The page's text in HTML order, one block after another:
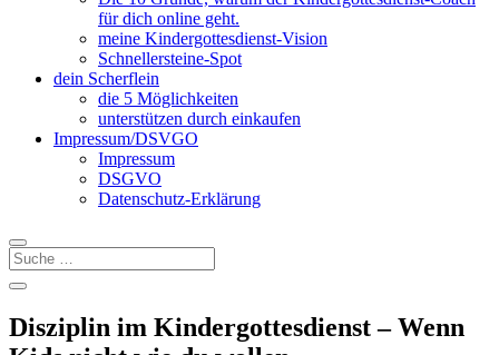
für dich online geht.
meine Kindergottesdienst-Vision
Schnellersteine-Spot
dein Scherflein
die 5 Möglichkeiten
unterstützen durch einkaufen
Impressum/DSVGO
Impressum
DSGVO
Datenschutz-Erklärung
Disziplin im Kindergottesdienst – Wenn